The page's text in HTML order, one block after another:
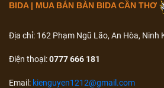
BIDA | MUA BÁN BÀN BIDA CẦN THƠ
Địa chỉ: 162 Phạm Ngũ Lão, An Hòa, Ninh
Điện thoại:0777 666 181
Email: kienguyen1212@gmail.com